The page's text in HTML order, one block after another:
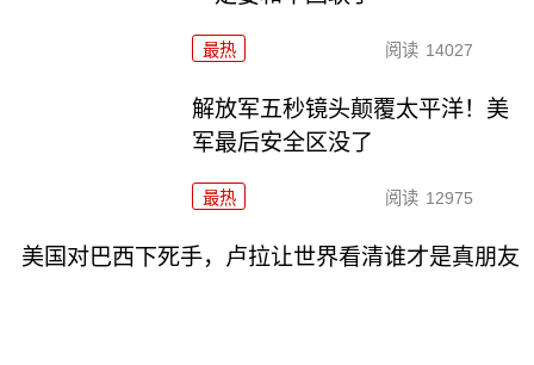
最热 阅读 14027
解放军五秒镜头颠覆太平洋！美
军最后安全区没了
最热 阅读 12975
美国对巴西下死手，卢拉让世界看清谁才是真朋友